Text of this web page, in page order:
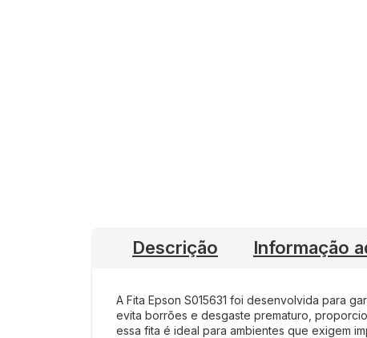
Descrição Informação
A Fita Epson S015631 foi desenvolvida para
evita borrões e desgaste prematuro,
essa fita é ideal para ambientes que exigem